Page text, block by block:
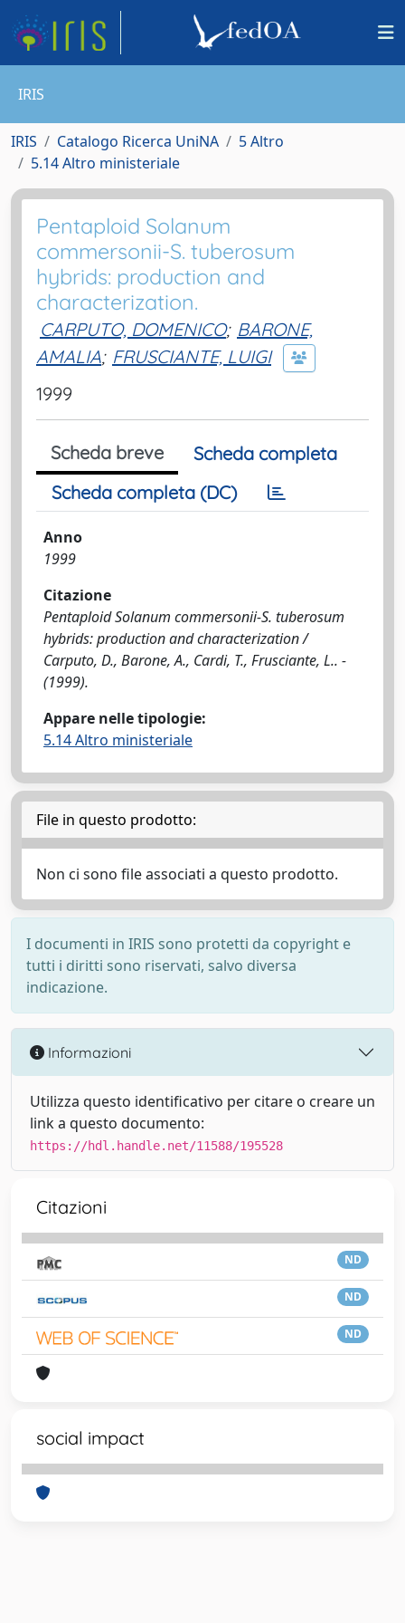
IRIS
IRIS Catalogo Ricerca UniNA
5 Altro
5.14 Altro ministeriale
Pentaploid Solanum
commersonii-S. tuberosum
hybrids: production and
characterization.
CARPUTO, DOMENICO; BARONE,
AMALIA; FRUSCIANTE, LUIGI
1999
Scheda breve
Scheda completa
Scheda completa (DC)
Anno
1999
Citazione
Pentaploid Solanum commersonii-S. tuberosum
hybrids: production and characterization /
Carputo, D., Barone, A., Cardi, T., Frusciante, L.. -
(1999).
Appare nelle tipologie:
5.14 Altro ministeriale
File in questo prodotto:
Non ci sono file associati a questo prodotto.
I documenti in IRIS sono protetti da copyright e
tutti i diritti sono riservati, salvo diversa
indicazione.
Informazioni
Utilizza questo identificativo per citare o creare un
link a questo documento:
https://hdl.handle.net/11588/195528
Citazioni
ND
ND
ND
social impact